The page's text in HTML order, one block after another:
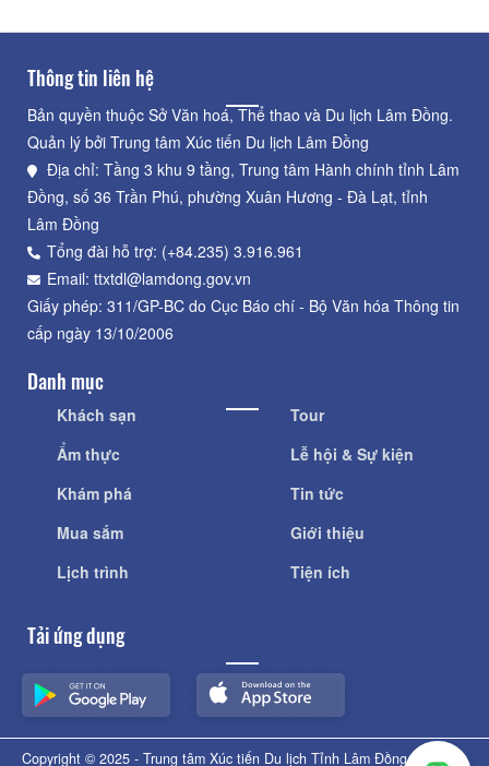
Thông tin liên hệ
Bản quyền thuộc Sở Văn hoá, Thể thao và Du lịch Lâm Đồng.
Quản lý bởi Trung tâm Xúc tiến Du lịch Lâm Đồng
Địa chỉ: Tầng 3 khu 9 tầng, Trung tâm Hành chính tỉnh Lâm
Đồng, số 36 Trần Phú, phường Xuân Hương - Đà Lạt, tỉnh
Lâm Đồng
Tổng đài hỗ trợ: (+84.235) 3.916.961
Email: ttxtdl@lamdong.gov.vn
Giấy phép: 311/GP-BC do Cục Báo chí - Bộ Văn hóa Thông tin
cấp ngày 13/10/2006
Danh mục
Khách sạn
Ẩm thực
Khám phá
Mua sắm
Lịch trình
Tour
Lễ hội & Sự kiện
Tin tức
Giới thiệu
Tiện ích
Tải ứng dụng
Copyright © 2025 - Trung tâm Xúc tiến Du lịch Tỉnh Lâm Đồng